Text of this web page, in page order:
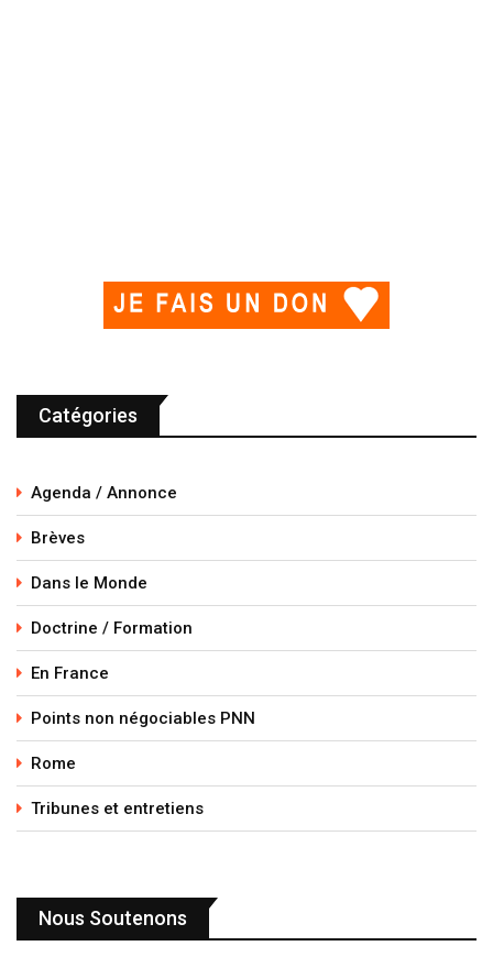
Catégories
Agenda / Annonce
Brèves
Dans le Monde
Doctrine / Formation
En France
Points non négociables PNN
Rome
Tribunes et entretiens
Nous Soutenons